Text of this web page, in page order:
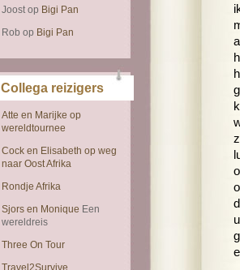
Joostop Bigi Pan
Rob op Bigi Pan
Collega reizigers
Atte en Marijke op
wereldtournee
Cock en Elisabeth op weg
naar Oost Afrika
Rondje Afrika
Sjors en Monique Een
wereldreis
Three On Tour
Travel2Survive